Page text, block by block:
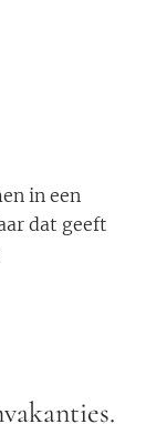
in een
dat geeft